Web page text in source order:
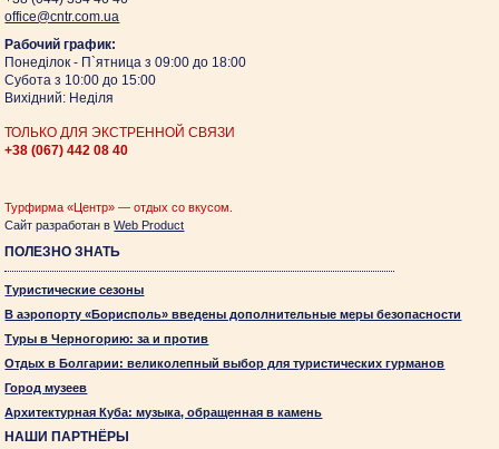
оffice@cntr.com.ua
Рабочий график:
Понеділок - П`ятница з 09:00 до 18:00
Субота з 10:00 до 15:00
Вихідний: Неділя
ТОЛЬКО ДЛЯ ЭКСТРЕННОЙ СВЯЗИ
+38 (067)442 08 40
Турфирма «Центр» — отдых со вкусом.
Сайт разработан вWeb Product
ПОЛЕЗНО ЗНАТЬ
Туристические сезоны
В аэропорту «Борисполь» введены дополнительные меры безопасности
Туры в Черногорию: за и против
Отдых в Болгарии: великолепный выбор для туристических гурманов
Город музеев
Архитектурная Куба: музыка, обращенная в камень
НАШИ ПАРТНЁРЫ